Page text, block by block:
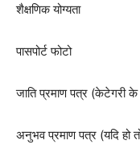
शैक्षणिक योग्यता
पासपोर्ट फोटो
जाति प्रमाण पत्र (केटेगरी
अनुभव प्रमाण पत्र (यदि हो